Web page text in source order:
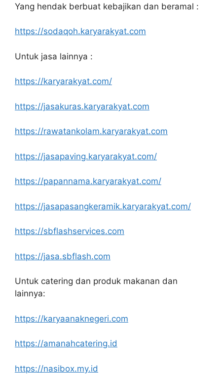
Yang hendak berbuat kebajikan dan beramal :
https://sodaqoh.karyarakyat.com
Untuk jasa lainnya :
https://karyarakyat.com/
https://jasakuras.karyarakyat.com
https://rawatankolam.karyarakyat.com
https://jasapaving.karyarakyat.com/
https://papannama.karyarakyat.com/
https://jasapasangkeramik.karyarakyat.com/
https://sbflashservices.com
https://jasa.sbflash.com
Untuk catering dan produk makanan dan
lainnya:
https://karyaanaknegeri.com
https://amanahcatering.id
https://nasibox.my.id